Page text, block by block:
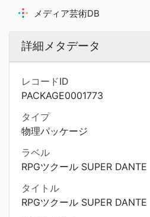
メディア芸術DB
詳細メタデータ
レコードID
PACKAGE0001773
タイプ
物理パッケージ
ラベル
RPGツクール SUPER DANTE
タイトル
RPGツクール SUPER DANTE